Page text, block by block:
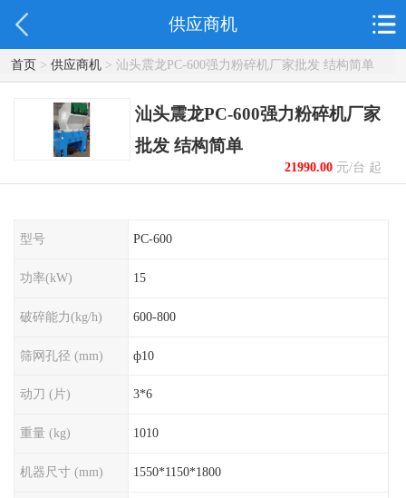
供应商机
首页> 供应商机> 汕头震龙PC-600强力粉碎机厂家批发 结构简单
汕头震龙PC-600强力粉碎机厂家
批发 结构简单
21990.00元/台 起
型号 PC-600
功率(kW) 15
破碎能力(kg/h) 600-800
筛网孔径 (mm) ф10
动刀 (片) 3*6
重量 (kg) 1010
机器尺寸 (mm) 1550*1150*1800